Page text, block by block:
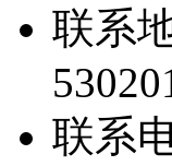
联系
联系